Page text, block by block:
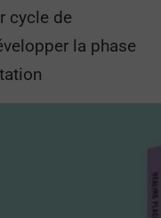
cycle de
la phase